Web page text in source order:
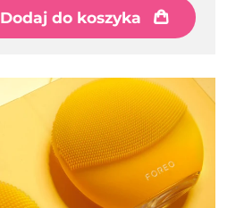
Dodaj do koszyka